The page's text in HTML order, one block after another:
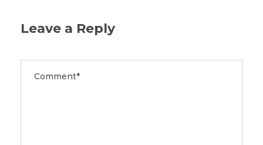
Leave a Reply